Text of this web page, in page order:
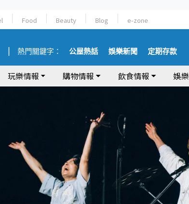
Food Beauty Blog e-zone
熱門關鍵字： 公屋熱話 娛樂新聞 定期存款
玩樂情報 購物情報 飲食情報 娛樂